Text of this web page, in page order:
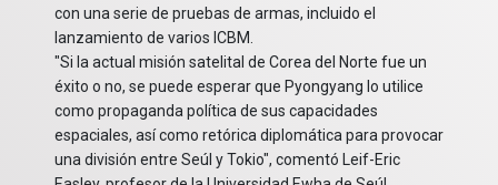
con una serie de pruebas de armas, incluido el
lanzamiento de varios ICBM.
"Si la actual misión satelital de Corea del Norte fue un
éxito o no, se puede esperar que Pyongyang lo utilice
como propaganda política de sus capacidades
espaciales, así como retórica diplomática para provocar
una división entre Seúl y Tokio", comentó Leif-Eric